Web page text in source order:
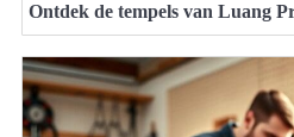
Ontdek de tempels van Luang